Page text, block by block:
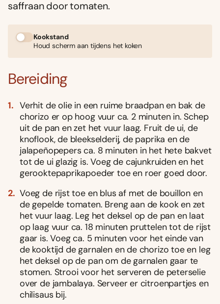
saffraan door tomaten.
Kookstand
Houd scherm aan tijdens het koken
Bereiding
Verhit de olie in een ruime braadpan en bak de
chorizo er op hoog vuur ca. 2 minuten in. Schep
uit de pan en zet het vuur laag. Fruit de ui, de
knoflook, de bleekselderij, de paprika en de
jalapeñopepers ca. 8 minuten in het hete bakvet
tot de ui glazig is. Voeg de cajunkruiden en het
gerooktepaprikapoeder toe en roer goed door.
Voeg de rijst toe en blus af met de bouillon en
de gepelde tomaten. Breng aan de kook en zet
het vuur laag. Leg het deksel op de pan en laat
op laag vuur ca. 18 minuten pruttelen tot de rijst
gaar is. Voeg ca. 5 minuten voor het einde van
de kooktijd de garnalen en de chorizo toe en leg
het deksel op de pan om de garnalen gaar te
stomen. Strooi voor het serveren de peterselie
over de jambalaya. Serveer er citroenpartjes en
chilisaus bij.